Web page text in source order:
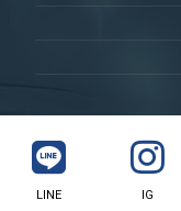
LINE IG